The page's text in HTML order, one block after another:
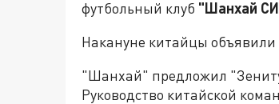
футбольный клуб "Шанхай
Накануне китайцы объявили
"Шанхай" предложил
Руководство китайской